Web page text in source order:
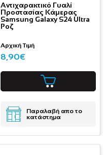
Aντιχαρακτικό Γυαλί
Προστασίας Κάμερας
Samsung Galaxy S24 Ultra
Ροζ
Αρχική Τιμή
8,90€
Παραλαβή απο το
κατάστημα